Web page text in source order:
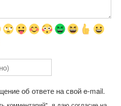
об ответе на свой e-mail.